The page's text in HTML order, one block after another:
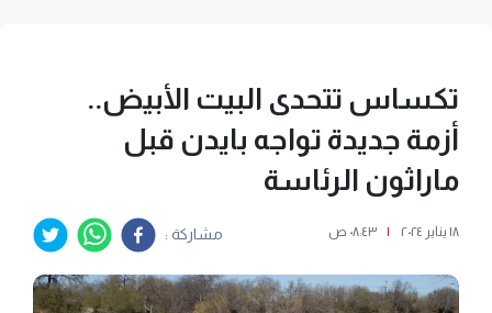
تكساس تتحدى البيت الأبيض..
أزمة جديدة تواجه بايدن قبل
ماراثون الرئاسة
١٨ يناير ٢٠٢٤ | ٠٨:٤٣ ص مشاركة :